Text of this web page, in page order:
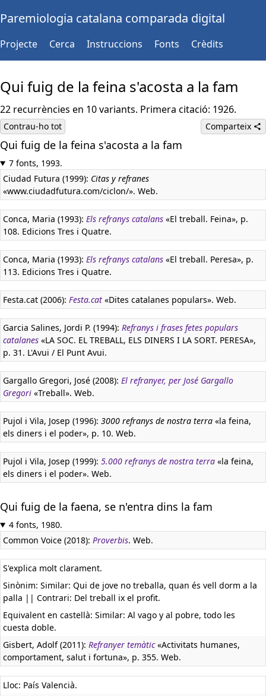
Paremiologia catalana comparada digital
Projecte Cerca Instruccions Fonts Crèdits
Qui fuig de la feina s'acosta a la fam
22 recurrències en 10 variants. Primera citació: 1926.
Contrau-ho tot Comparteix
Qui fuig de la feina s'acosta a la fam
7 fonts, 1993.
Ciudad Futura (1999): Citas y refranes
«www.ciudadfutura.com/ciclon/». Web.
Conca, Maria (1993): Els refranys catalans «El treball. Feina», p.
108. Edicions Tres i Quatre.
Conca, Maria (1993): Els refranys catalans «El treball. Peresa», p.
113. Edicions Tres i Quatre.
Festa.cat (2006): Festa.cat «Dites catalanes populars». Web.
Garcia Salines, Jordi P. (1994): Refranys i frases fetes populars
catalanes «LA SOC. EL TREBALL, ELS DINERS I LA SORT. PERESA»,
p. 31. L'Avui / El Punt Avui.
Gargallo Gregori, José (2008): El refranyer, per José Gargallo
Gregori «Treball». Web.
Pujol i Vila, Josep (1996): 3000 refranys de nostra terra «la feina,
els diners i el poder», p. 10. Web.
Pujol i Vila, Josep (1999): 5.000 refranys de nostra terra «la feina,
els diners i el poder». Web.
Qui fuig de la faena, se n'entra dins la fam
4 fonts, 1980.
Common Voice (2018): Proverbis. Web.
S'explica molt clarament.
Sinònim: Similar: Qui de jove no treballa, quan és vell dorm a la
palla || Contrari: Del treball ix el profit.
Equivalent en castellà: Similar: Al vago y al pobre, todo les
cuesta doble.
Gisbert, Adolf (2011): Refranyer temàtic«Activitats humanes,
comportament, salut i fortuna», p. 355. Web.
Lloc: País Valencià.